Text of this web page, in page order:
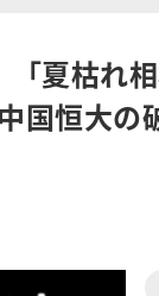
夏枯れ
国恒大の